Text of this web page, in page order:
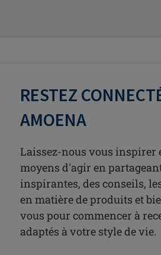
RESTEZ
AMOENA
Laissez-nous vous inspirer
moyens d'agir en
inspirantes, des conseils,
en matière de produits et
vous pour commencer à
adaptés à votre style de vie.